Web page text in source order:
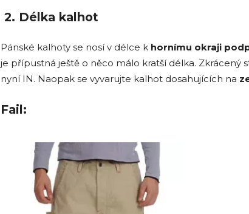
2. Délka kalhot
Pánské kalhoty se nosí v délce k hornímu okraji
je přípustná ještě o něco málo kratší délka. Zkrácený
nyní IN. Naopak se vyvarujte kalhot dosahujících na
Fail: